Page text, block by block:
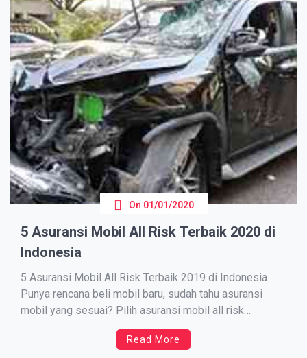
On 01/01/2020
5 Asuransi Mobil All Risk Terbaik 2020 di
Indonesia
5 Asuransi Mobil All Risk Terbaik 2019 di Indonesia
Punya rencana beli mobil baru, sudah tahu asuransi
mobil yang sesuai? Pilih asuransi mobil all risk
(komprehensif) atau total lost only (TLO) ya? Jika
membeli secara kredit, sudah pasti kamu wajib memiliki
Read More